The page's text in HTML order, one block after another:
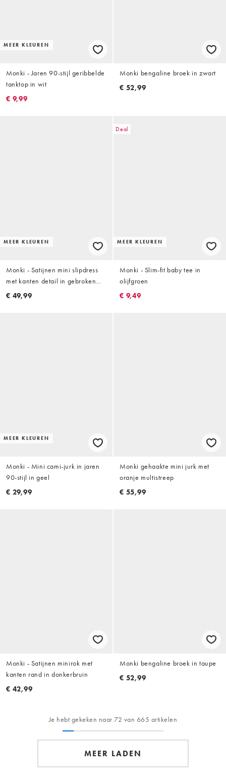
MEER KLEUREN
Monki - Jaren 90-stijl geribbelde
tanktop in wit
€ 9,99
Monki bengaline broek in zwart
€ 52,99
MEER KLEUREN
Monki - Satijnen mini slipdress
met kanten detail in gebroken
wit
€ 49,99
Deal
MEER KLEUREN
Monki - Slim-fit baby tee in
olijfgroen
€ 9,49
MEER KLEUREN
Monki - Mini cami-jurk in jaren
90-stijl in geel
€ 29,99
Monki gehaakte mini jurk met
oranje multistreep
€ 55,99
Monki - Satijnen minirok met
kanten rand in donkerbruin
€ 42,99
Monki bengaline broek in taupe
€ 52,99
Je hebt gekeken naar 72 van 665 artikelen
MEER LADEN